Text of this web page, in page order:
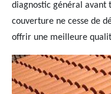
diagnostic général avant
couverture ne cesse de
offrir une meilleure